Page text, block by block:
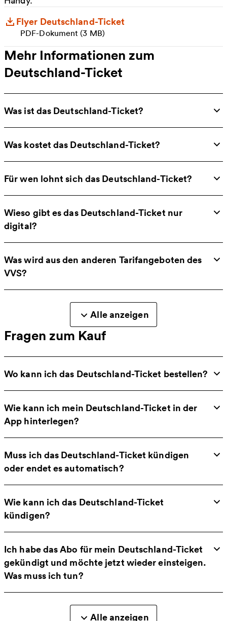
Flyer Deutschland-Ticket
PDF-Dokument (3 MB)
Mehr Informationen zum
Deutschland-Ticket
Was ist das Deutschland-Ticket?
Was kostet das Deutschland-Ticket?
Für wen lohnt sich das Deutschland-Ticket?
Wieso gibt es das Deutschland-Ticket nur
digital?
Was wird aus den anderen Tarifangeboten des
VVS?
Alle anzeigen
Fragen zum Kauf
Wo kann ich das Deutschland-Ticket bestellen?
Wie kann ich mein Deutschland-Ticket in der
App hinterlegen?
Muss ich das Deutschland-Ticket kündigen
oder endet es automatisch?
Wie kann ich das Deutschland-Ticket
kündigen?
Ich habe das Abo für mein Deutschland-Ticket
gekündigt und möchte jetzt wieder einsteigen.
Was muss ich tun?
Alle anzeigen